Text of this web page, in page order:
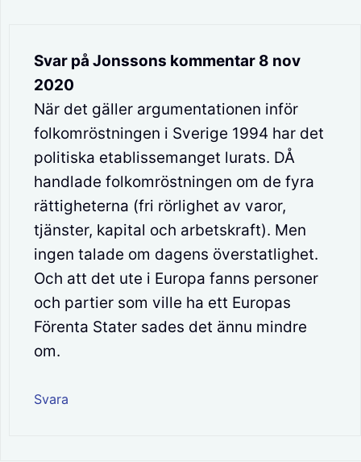
Svar på Jonssons kommentar 8 nov
2020
När det gäller argumentationen inför
folkomröstningen i Sverige 1994 har det
politiska etablissemanget lurats. DÅ
handlade folkomröstningen om de fyra
rättigheterna (fri rörlighet av varor,
tjänster, kapital och arbetskraft). Men
ingen talade om dagens överstatlighet.
Och att det ute i Europa fanns personer
och partier som ville ha ett Europas
Förenta Stater sades det ännu mindre
om.
Svara